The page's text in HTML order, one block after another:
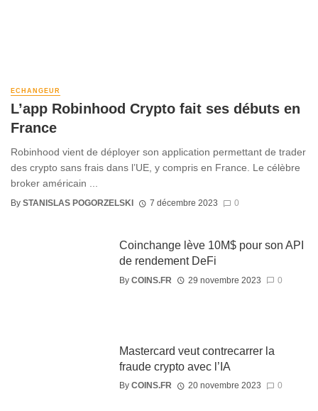
ECHANGEUR
L’app Robinhood Crypto fait ses débuts en
France
Robinhood vient de déployer son application permettant de trader
des crypto sans frais dans l’UE, y compris en France. Le célèbre
broker américain ...
By STANISLAS POGORZELSKI 7 décembre 2023 0
Coinchange lève 10M$ pour son API
de rendement DeFi
By COINS.FR 29 novembre 2023 0
Mastercard veut contrecarrer la
fraude crypto avec l’IA
By COINS.FR 20 novembre 2023 0